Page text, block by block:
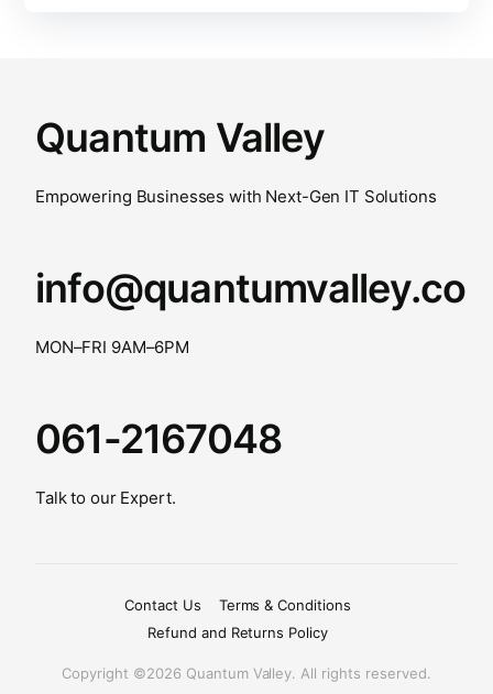
Quantum Valley
Empowering Businesses with Next-Gen IT Solutions
info@quantumvalley.co
MON–FRI 9AM–6PM
061-2167048
Talk to our Expert.
Copyright ©2026 Quantum Valley. All rights reserved.
Contact Us
Terms & Conditions
Refund and Returns Policy